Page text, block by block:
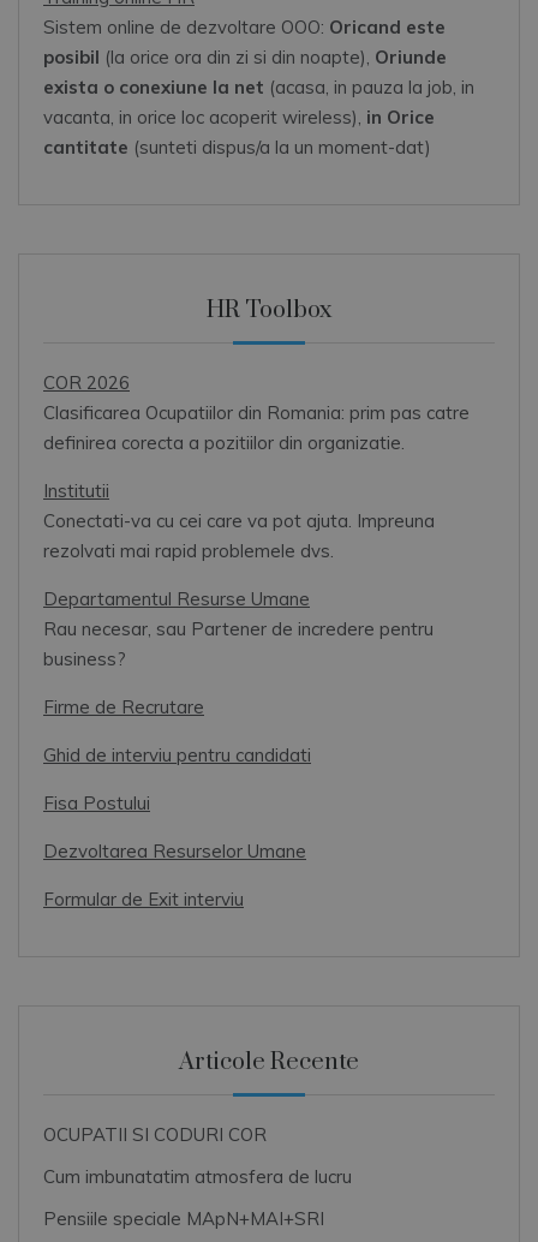
Sistem online de dezvoltare OOO: Oricand este
posibil (la orice ora din zi si din noapte), Oriunde
exista o conexiune la net (acasa, in pauza la job, in
vacanta, in orice loc acoperit wireless), in Orice
cantitate (sunteti dispus/a la un moment-dat)
HR Toolbox
COR 2026
Clasificarea Ocupatiilor din Romania: prim pas catre
definirea corecta a pozitiilor din organizatie.
Institutii
Conectati-va cu cei care va pot ajuta. Impreuna
rezolvati mai rapid problemele dvs.
Departamentul Resurse Umane
Rau necesar, sau Partener de incredere pentru
business?
Firme de Recrutare
Ghid de interviu pentru candidati
Fisa Postului
Dezvoltarea Resurselor Umane
Formular de Exit interviu
Articole Recente
OCUPATII SI CODURI COR
Cum imbunatatim atmosfera de lucru
Pensiile speciale MApN+MAI+SRI